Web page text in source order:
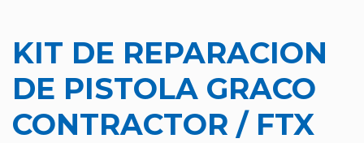
KIT DE REPARACION
DE PISTOLA GRACO
CONTRACTOR / FTX